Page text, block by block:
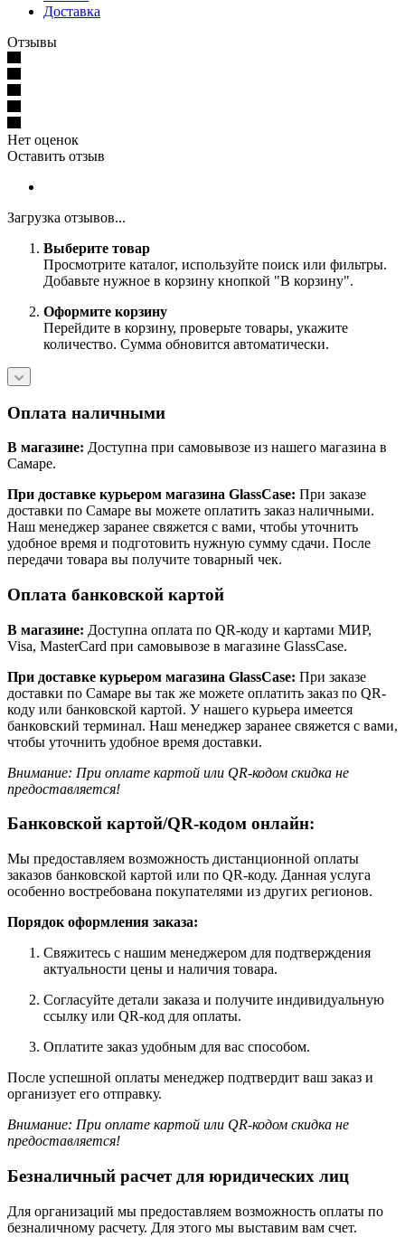
Доставка
Отзывы
Нет оценок
Оставить отзыв
Загрузка отзывов...
Выберите товар
Просмотрите каталог, используйте поиск или фильтры.
Добавьте нужное в корзину кнопкой "В корзину".
Оформите корзину
Перейдите в корзину, проверьте товары, укажите
количество. Сумма обновится автоматически.
Оплата наличными
В магазине: Доступна при самовывозе из нашего магазина в
Самаре.
При доставке курьером магазина GlassCase: При заказе
доставки по Самаре вы можете оплатить заказ наличными.
Наш менеджер заранее свяжется с вами, чтобы уточнить
удобное время и подготовить нужную сумму сдачи. После
передачи товара вы получите товарный чек.
Оплата банковской картой
В магазине: Доступна оплата по QR-коду и картами МИР,
Visa, MasterCard при самовывозе в магазине GlassCase.
При доставке курьером магазина GlassCase: При заказе
доставки по Самаре вы так же можете оплатить заказ по QR-
коду или банковской картой. У нашего курьера имеется
банковский терминал. Наш менеджер заранее свяжется с вами,
чтобы уточнить удобное время доставки.
Внимание: При оплате картой или QR-кодом скидка не
предоставляется!
Банковской картой/QR-кодом онлайн:
Мы предоставляем возможность дистанционной оплаты
заказов банковской картой или по QR-коду. Данная услуга
особенно востребована покупателями из других регионов.
Порядок оформления заказа:
Свяжитесь с нашим менеджером для подтверждения
актуальности цены и наличия товара.
Согласуйте детали заказа и получите индивидуальную
ссылку или QR-код для оплаты.
Оплатите заказ удобным для вас способом.
После успешной оплаты менеджер подтвердит ваш заказ и
организует его отправку.
Внимание: При оплате картой или QR-кодом скидка не
предоставляется!
Безналичный расчет для юридических лиц
Для организаций мы предоставляем возможность оплаты по
безналичному расчету. Для этого мы выставим вам счет.